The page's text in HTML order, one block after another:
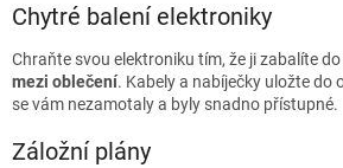
Chytré balení elektroniky
Chraňte svou elektroniku tím, že ji zabalíte do
mezi oblečení. Kabely a nabíječky uložte do
se vám nezamotaly a byly snadno přístupné.
Záložní plány